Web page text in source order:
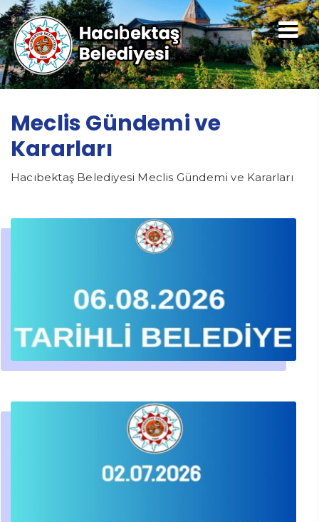
Meclis Gündemi ve
Kararları
Hacıbektaş Belediyesi Meclis Gündemi ve Kararları